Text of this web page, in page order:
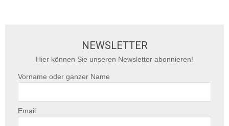
NEWSLETTER
Hier können Sie unseren Newsletter abonnieren!
Vorname oder ganzer Name
Email